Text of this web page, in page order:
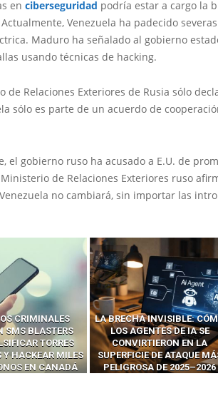
en ciberseguridad podría estar a cargo la
Venezuela ha padecido
Maduro ha señalado al gobierno
usando técnicas de hacking.
de Relaciones Exteriores de Rusia sólo
sólo es parte de un acuerdo de
el gobierno ruso ha acusado a E.U. de
de Relaciones Exteriores ruso
no cambiará, sin importar las
CRIMINALES
SMS BLASTERS
TORRES
Y HACKEAR MILES
EN CANADÁ
LA BRECHA INVISIBLE:
LOS AGENTES DE IA SE
CONVIRTIERON EN LA
SUPERFICIE DE ATAQUE
PELIGROSA DE 2025–2026